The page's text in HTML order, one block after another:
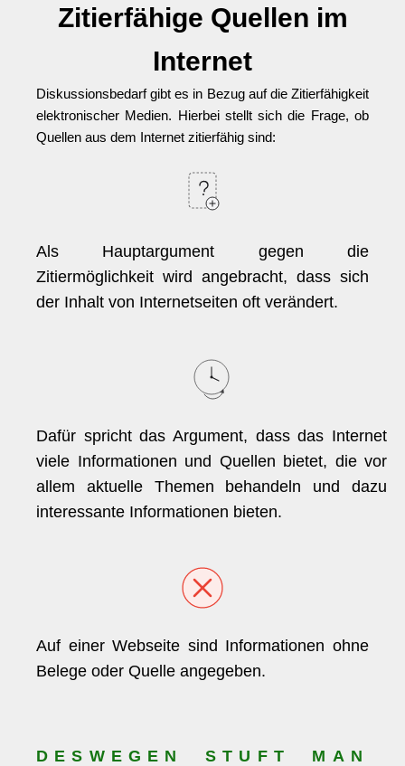
Zitierfähige Quellen im
Internet
Diskussionsbedarf gibt es in Bezug auf die Zitierfähigkeit
elektronischer Medien. Hierbei stellt sich die Frage, ob
Quellen aus dem Internet zitierfähig sind:
Als Hauptargument gegen die
Zitiermöglichkeit wird angebracht, dass sich
der Inhalt von Internetseiten oft verändert.
Dafür spricht das Argument, dass das Internet
viele Informationen und Quellen bietet, die vor
allem aktuelle Themen behandeln und dazu
interessante Informationen bieten.
Auf einer Webseite sind Informationen ohne
Belege oder Quelle angegeben.
DESWEGEN STUFT MAN